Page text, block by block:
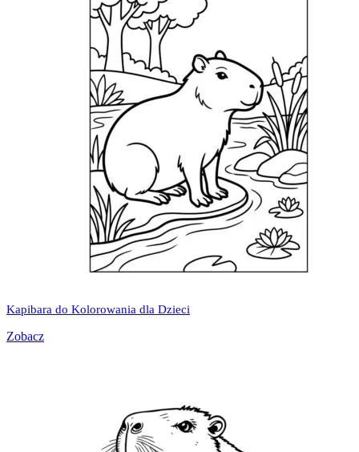
Kapibara do Kolorowania dla Dzieci
Zobacz